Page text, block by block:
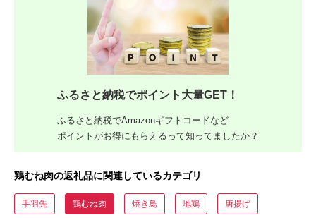
ふるさと納税でポイント大量GET！
ふるさと納税でAmazonギフトコードなど
ポイントがお得にもらえるって知ってましたか？
鶏むね肉の返礼品に関連しているカテゴリ
手羽先 鶏むね肉 焼き鳥 地鶏 唐揚げ